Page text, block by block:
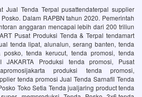
Jual Tenda Terpal pusattendaterpal supplier
Dalam RAPBN tahun 2020. Pemerintah
anggaran mencapai lebih dari 200 triliun
Pusat Produksi Tenda & Terpal tendamart
tenda lipat, alunalun, serang banten, tenda
tenda kerucut, tenda promosi, tenda
JAKARTA Produksi tenda promosi, Pusat
produksi tenda promosi,
tenda promosi Jual Tenda Sarnafil Tenda
Toko Setia Tenda jualjaring product tenda